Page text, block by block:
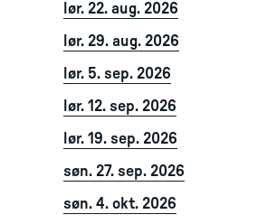
lør. 22. aug. 2026
lør. 29. aug. 2026
lør. 5. sep. 2026
lør. 12. sep. 2026
lør. 19. sep. 2026
søn. 27. sep. 2026
søn. 4. okt. 2026